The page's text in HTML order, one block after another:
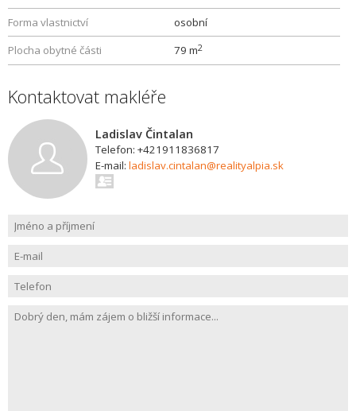
Forma vlastnictví
osobní
Plocha obytné části
79 m2
Kontaktovat makléře
Ladislav Čintalan
Telefon: +421911836817
E-mail: ladislav.cintalan@realityalpia.sk